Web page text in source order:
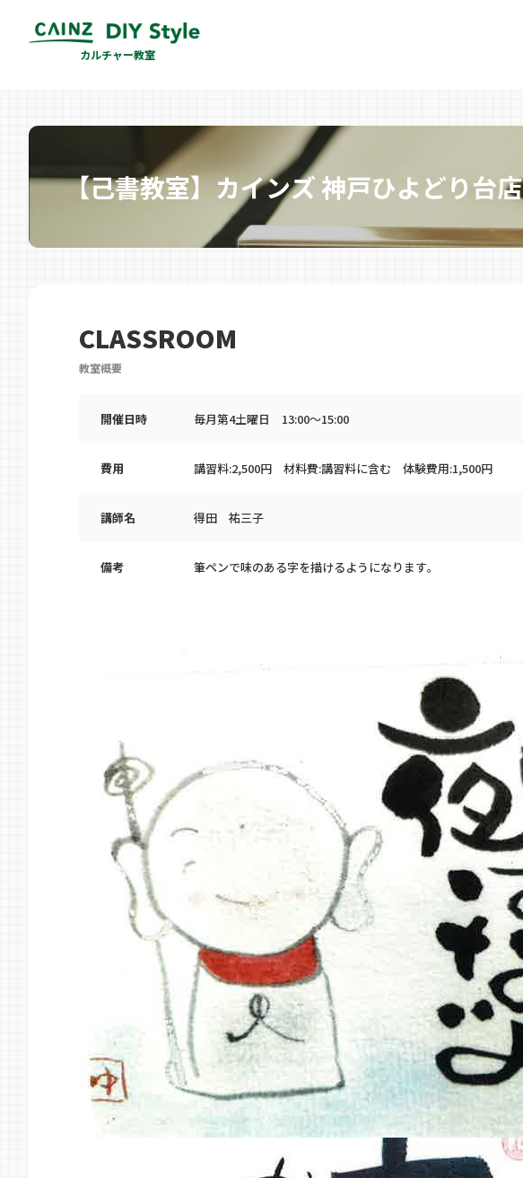
カルチャー教室
【己書教室】カインズ 神戸ひよどり台店
CLASSROOM
教室概要
開催日時 毎月第4土曜日 13:00～15:00
費用 講習料:2,500円 材料費:講習料に含む 体験費用:1,500円
講師名 得田 祐三子
備考 筆ペンで味のある字を描けるようになります。